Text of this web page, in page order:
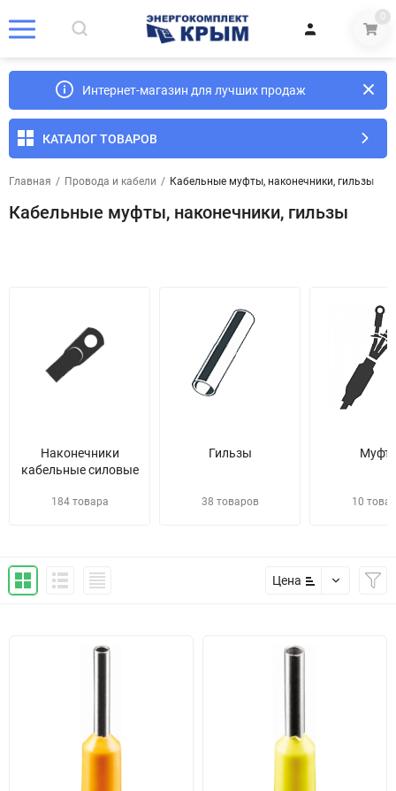
0
Интернет-магазин для лучших продаж
КАТАЛОГ ТОВАРОВ
Главная / Провода и кабели / Кабельные муфты, наконечники, гильзы
Кабельные муфты, наконечники, гильзы
Наконечники
кабельные силовые
184 товара
Гильзы
38 товаров 10
Цена